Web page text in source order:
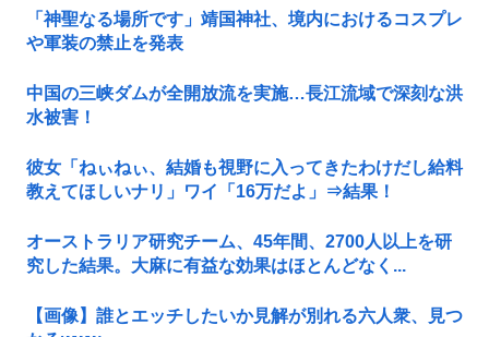
「神聖なる場所です」靖国神社、境内におけるコスプレ
や軍装の禁止を発表
中国の三峡ダムが全開放流を実施…長江流域で深刻な洪
水被害！
彼女「ねぃねぃ、結婚も視野に入ってきたわけだし給料
教えてほしいナリ」ワイ「16万だよ」⇒結果！
オーストラリア研究チーム、45年間、2700人以上を研
究した結果。大麻に有益な効果はほとんどなく...
【画像】誰とエッチしたいか見解が別れる六人衆、見つ